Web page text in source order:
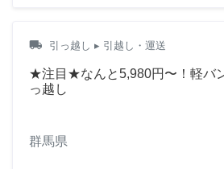
local_shipping 引っ越し ▸ 引越し・運送
★注目★なんと5,980円〜！軽バ
っ越し
群馬県